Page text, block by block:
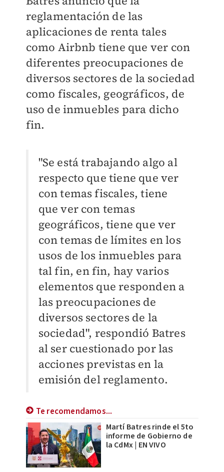
reglamentación de las
aplicaciones de renta tales
como Airbnb tiene que ver con
diferentes preocupaciones de
diversos sectores de la sociedad
como fiscales, geográficos, de
uso de inmuebles para dicho
fin.
"Se está trabajando algo al
respecto que tiene que ver
con temas fiscales, tiene
que ver con temas
geográficos, tiene que ver
con temas de límites en los
usos de los inmuebles para
tal fin, en fin, hay varios
elementos que responden a
las preocupaciones de
diversos sectores de la
sociedad", respondió Batres
al ser cuestionado por las
acciones previstas en la
emisión del reglamento.
Te recomendamos...
Martí Batres rinde el 5to
informe de Gobierno de
la CdMx | EN VIVO